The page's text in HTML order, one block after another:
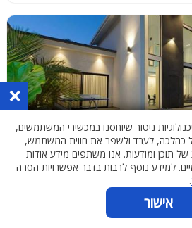
6
חדרים
×
ניטור שיוחסנו במכשירי המשתמשים,
כהלכה, לעבד ולשפר את חווית המשתמש,
תוכן ומודעות. אנו משתפים מידע אודות
למידע נוסף לרבות בדבר אפשרויות הסרה
.
אישור